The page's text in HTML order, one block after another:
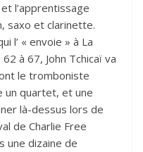
l’apprentissage
saxo et clarinette.
l’ « envoie » à La
à 67, John Tchicaï va
le tromboniste
un quartet, et une
là-dessus lors de
de Charlie Free
une dizaine de